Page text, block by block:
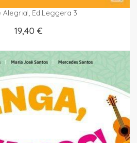
Alegria!, Ed.leggera 3
19,40 €